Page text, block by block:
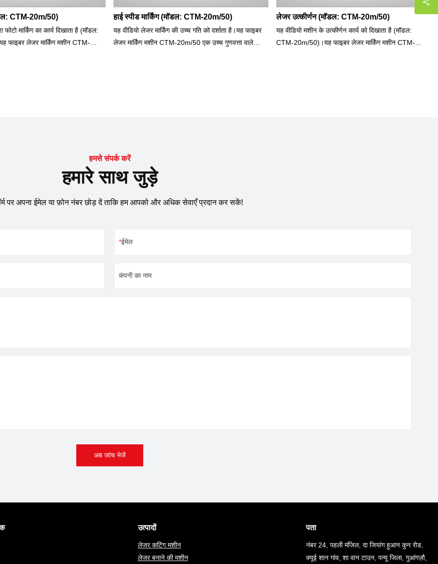
CTM-20m/50)
फोटो मार्किंग का कार्य दिखाता है (मॉडल:
फाइबर लेजर मार्किंग मशीन CTM-
हाई स्पीड मार्किंग (मॉडल: CTM-20m/50)
यह वीडियो लेजर मार्किंग की उच्च गति को दर्शाता है।यह फाइबर
लेजर मार्किंग मशीन CTM-20m/50 एक उच्च गुणवत्ता वाले
लेजर उत्कीर्णन (मॉडल: CTM-20m/50)
यह वीडियो मशीन के उत्कीर्णन कार्य को दिखाता है (मॉडल:
CTM-20m/50)।यह फाइबर लेजर मार्किंग मशीन CTM-
हमसे संपर्क करें
हमारे साथ जुड़े
पर अपना ईमेल या फ़ोन नंबर छोड़ दें ताकि हम आपको और अधिक सेवाएँ प्रदान कर सकें!
ईमेल
कंपनी का नाम
अब जांच भेजें
उत्पादों
लेजर कटिंग मशीन
लेजर बनाने की मशीन
पता
नंबर 24, पहली मंजिल, दा जियांग हुआन कुन रोड,
क्यूई शान गांव, शा वान टाउन, पन्यू जिला, गुआंगज़ौ,